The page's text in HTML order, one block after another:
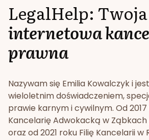
LegalHelp: Twoja
internetowa
prawna
Nazywam się Emilia Kowalczyk i
wieloletnim doświadczeniem,
prawie karnym i cywilnym. Od
Kancelarię Adwokacką w
oraz od 2021 roku Filię Kancelarii w